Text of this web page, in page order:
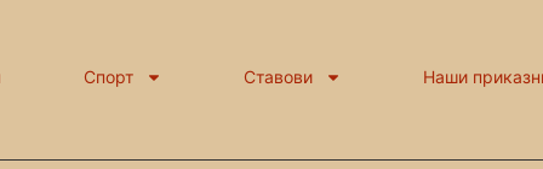
Спорт Ставови Наши